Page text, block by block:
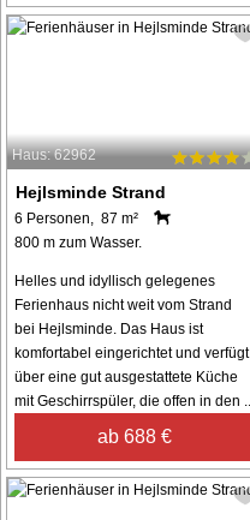
Haus: 62962
Hejlsminde Strand
6 Personen, 87 m²
800 m zum Wasser.
Helles und idyllisch gelegenes
Ferienhaus nicht weit vom Strand
bei Hejlsminde. Das Haus ist
komfortabel eingerichtet und verfügt
über eine gut ausgestattete Küche
mit Geschirrspüler, die offen in den ...
ab 688 €